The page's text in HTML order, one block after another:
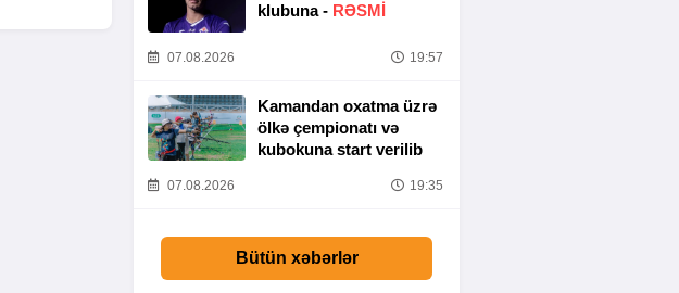
klubuna - RƏSMİ
07.08.2026 19:57
Kamandan oxatma üzrə
ölkə çempionatı və
kubokuna start verilib
07.08.2026 19:35
Bütün xəbərlər